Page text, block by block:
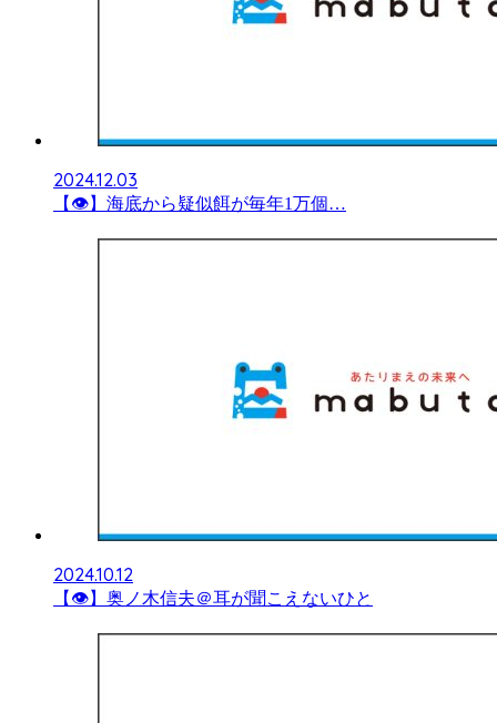
2024.12.03
【👁】海底から疑似餌が毎年1万個…
2024.10.12
【👁】奥ノ木信夫＠耳が聞こえないひと